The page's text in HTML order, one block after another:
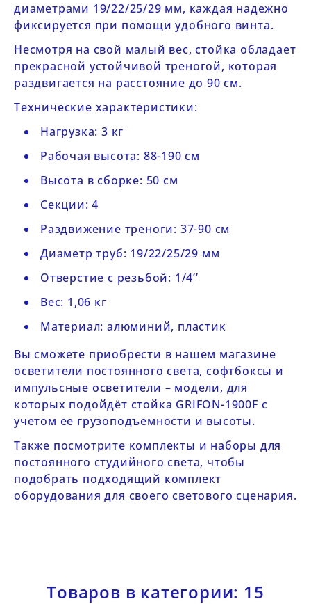
диаметрами 19/22/25/29 мм, каждая надежно
фиксируется при помощи удобного винта.
Несмотря на свой малый вес, стойка обладает
прекрасной устойчивой треногой, которая
раздвигается на расстояние до 90 см.
Технические характеристики:
Нагрузка: 3 кг
Рабочая высота: 88-190 см
Высота в сборке: 50 см
Секции: 4
Раздвижение треноги: 37-90 см
Диаметр труб: 19/22/25/29 мм
Отверстие с резьбой: 1/4’’
Вес: 1,06 кг
Материал: алюминий, пластик
Вы сможете приобрести в нашем магазине
осветители постоянного света,софтбоксы и
импульсные осветители – модели, для
которых подойдёт стойка GRIFON-1900F с
учетом ее грузоподъемности и высоты.
Также посмотрите комплекты и наборы для
постоянного студийного света, чтобы
подобрать подходящий комплект
оборудования для своего светового сценария.
Товаров в категории: 15